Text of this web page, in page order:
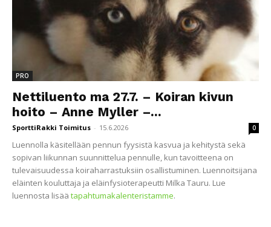
PRO
Nettiluento ma 27.7. – Koiran kivun
hoito – Anne Myller –...
SporttiRakki Toimitus - 15.6.2026 0
Luennolla käsitellään pennun fyysistä kasvua ja kehitystä sekä
sopivan liikunnan suunnittelua pennulle, kun tavoitteena on
tulevaisuudessa koiraharrastuksiin osallistuminen. Luennoitsijana
eläinten kouluttaja ja eläinfysioterapeutti Milka Tauru. Lue
luennosta lisää tapahtumakalenteristamme.